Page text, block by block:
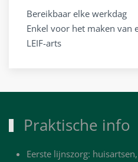
Bereikbaar elke werkdag
Enkel voor het maken van
LEIF-arts
Praktische info
Eerste lijnszorg: